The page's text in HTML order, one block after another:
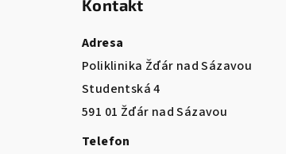
Kontakt
Adresa
Poliklinika Žďár nad Sázavou
Studentská 4
591 01 Žďár nad Sázavou
Telefon